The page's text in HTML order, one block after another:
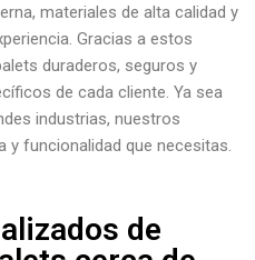
materiales de alta calidad y
Gracias a estos
duraderos, seguros y
de cada cliente. Ya sea
industrias, nuestros
funcionalidad que necesitas.
de